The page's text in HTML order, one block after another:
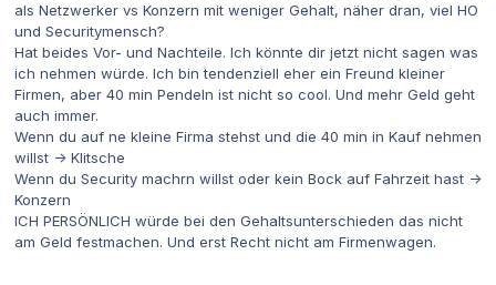
als Netzwerker vs Konzern mit weniger Gehalt, näher dran, viel HO
und Securitymensch?
Hat beides Vor- und Nachteile. Ich könnte dir jetzt nicht sagen was
ich nehmen würde. Ich bin tendenziell eher ein Freund kleiner
Firmen, aber 40 min Pendeln ist nicht so cool. Und mehr Geld geht
auch immer.
Wenn du auf ne kleine Firma stehst und die 40 min in Kauf nehmen
willst -> Klitsche
Wenn du Security machrn willst oder kein Bock auf Fahrzeit hast ->
Konzern
ICH PERSÖNLICH würde bei den Gehaltsunterschieden das nicht
am Geld festmachen. Und erst Recht nicht am Firmenwagen.